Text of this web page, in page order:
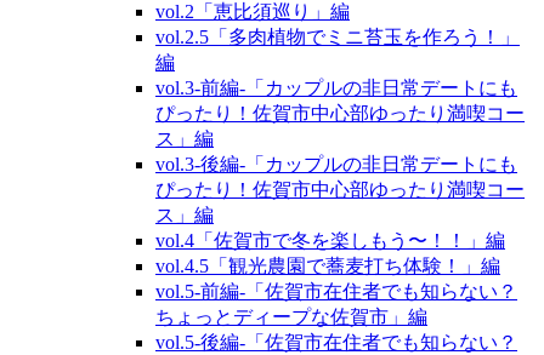
vol.2「恵比須巡り」編
vol.2.5「多肉植物でミニ苔玉を作ろう！」
編
vol.3‐前編‐「カップルの非日常デートにも
ぴったり！佐賀市中心部ゆったり満喫コー
ス」編
vol.3‐後編‐「カップルの非日常デートにも
ぴったり！佐賀市中心部ゆったり満喫コー
ス」編
vol.4「佐賀市で冬を楽しもう〜！！」編
vol.4.5「観光農園で蕎麦打ち体験！」編
vol.5‐前編‐「佐賀市在住者でも知らない？
ちょっとディープな佐賀市」編
vol.5‐後編‐「佐賀市在住者でも知らない？